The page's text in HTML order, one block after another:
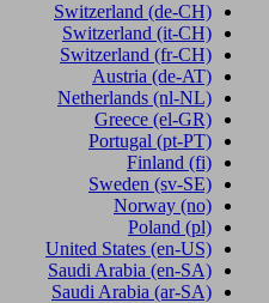
Switzerland (de-CH)
Switzerland (it-CH)
Switzerland (fr-CH)
Austria (de-AT)
Netherlands (nl-NL)
Greece (el-GR)
Portugal (pt-PT)
Finland (fi)
Sweden (sv-SE)
Norway (no)
Poland (pl)
United States (en-US)
Saudi Arabia (en-SA)
Saudi Arabia (ar-SA)